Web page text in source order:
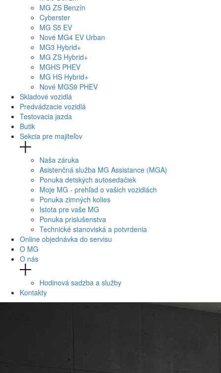
MG ZS Benzín
Cyberster
MG S5 EV
Nové MG4 EV Urban
MG3 Hybrid+
MG ZS Hybrid+
MGHS PHEV
MG HS Hybrid+
Nové MGS9 PHEV
Skladové vozidlá
Predvádzacie vozidlá
Testovacia jazda
Butik
Sekcia pre majiteľov
Naša záruka
Asistenčná služba MG Assistance (MGA)
Ponuka detských autosedačiek
Moje MG - prehľad o vašich vozidlách
Ponuka zimných kolies
Istota pre vaše MG
Ponuka prislušenstva
Technické stanoviská a potvrdenia
Online objednávka do servisu
O MG
O nás
Hodinová sadzba a služby
Kontakty